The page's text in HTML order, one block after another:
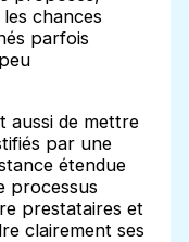
chances
parfois
aussi de mettre
par une
étendue
processus
prestataires et
clairement ses